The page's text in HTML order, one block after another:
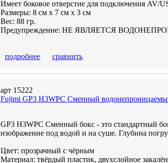
Имеет боковое отверстие для подключения AV/
Размеры: 8 см х 7 см х 3 см
Вес: 88 гр.
Предупреждение: НЕ ЯВЛЯЕТСЯ
подробнее сравнить
арт 15222
Fujimi GP3 H3WPC Сменный
GP3 H3WPC Сменный бокс - это стандартный
изображение под водой и на суше. Глубина
Цвет: прозрачный с чёрным
Материал: твёрдый пластик, двухслойное